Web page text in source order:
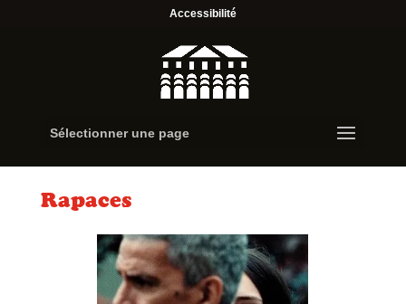
Accessibilité
Sélectionner une page
Rapaces